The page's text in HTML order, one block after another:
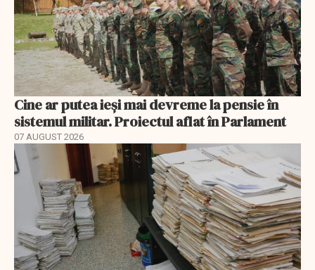
Cine ar putea ieși mai devreme la pensie în
sistemul militar. Proiectul aflat în Parlament
07 AUGUST 2026